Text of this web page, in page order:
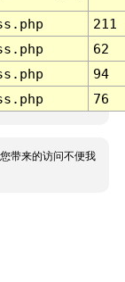
211
62
94
76
带来的访问不便我